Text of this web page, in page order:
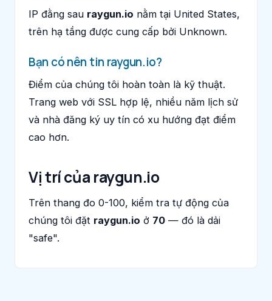
IP đằng sau raygun.io nằm tại United States,
trên hạ tầng được cung cấp bởi Unknown.
Bạn có nên tin raygun.io?
Điểm của chúng tôi hoàn toàn là kỹ thuật.
Trang web với SSL hợp lệ, nhiều năm lịch sử
và nhà đăng ký uy tín có xu hướng đạt điểm
cao hơn.
Vị trí của raygun.io
Trên thang đo 0-100, kiểm tra tự động của
chúng tôi đặt raygun.io ở 70 — đó là dải
"safe".